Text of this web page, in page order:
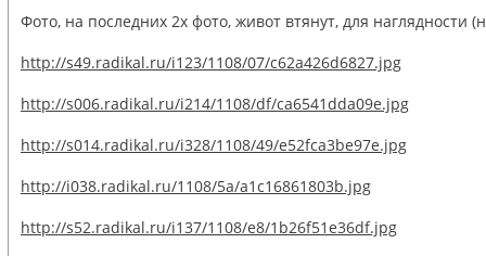
Фото, на последних 2х фото, живот втянут, для наглядности
http://s49.radikal.ru/i123/1108/07/c62a426d6827.jpg
http://s006.radikal.ru/i214/1108/df/ca6541dda09e.jpg
http://s014.radikal.ru/i328/1108/49/e52fca3be97e.jpg
http://i038.radikal.ru/1108/5a/a1c16861803b.jpg
http://s52.radikal.ru/i137/1108/e8/1b26f51e36df.jpg